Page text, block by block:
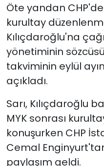
Öte yandan
kurultay
Kılıçdaroğlu'na
yönetiminin
takviminin eylül
açıkladı.
Sarı, Kılıçdaroğlu
MYK sonrası
konuşurken CHP
Cemal
paylaşım geldi.